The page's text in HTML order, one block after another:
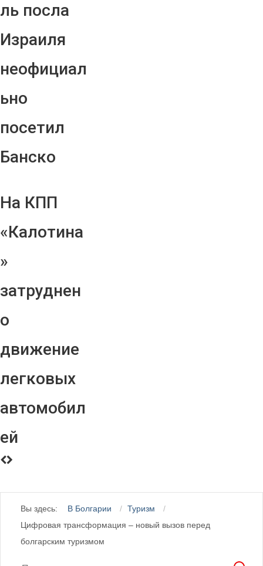
ль посла
Израиля
неофициал
ьно
посетил
Банско
На КПП
«Калотина
»
затруднен
о
движение
легковых
автомобил
ей
Вы здесь: В Болгарии
Туризм
Цифровая трансформация – новый вызов перед
болгарским туризмом